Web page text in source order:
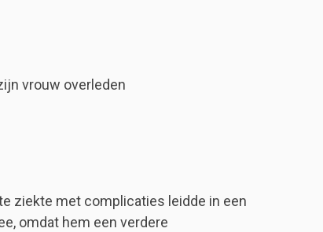
vrouw overleden
ziekte met complicaties leidde in een
omdat hem een verdere